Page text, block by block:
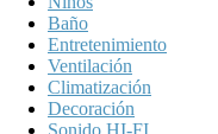
Baño
Entretenimiento
Ventilación
Climatización
Decoración